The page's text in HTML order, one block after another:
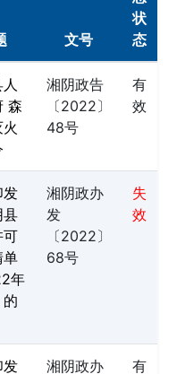
文号
状
态
森
湘阴政告
〔2022〕
48号
有
效
发
县
可
单
年
的
湘阴政办
发
〔2022〕
68号
失
效
发 湘阴政办 有